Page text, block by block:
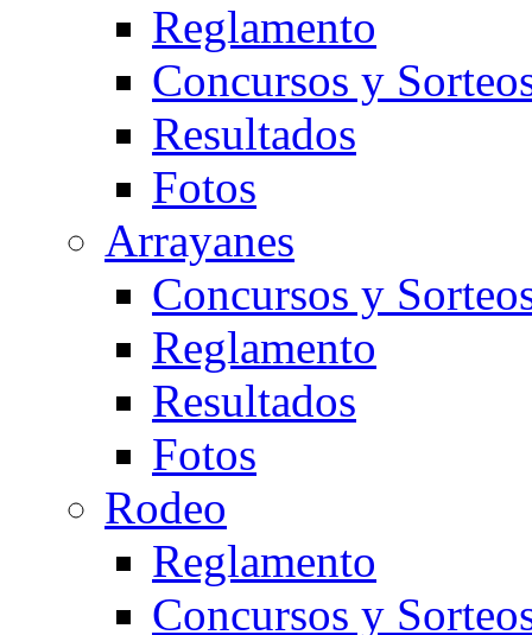
Reglamento
Concursos y
Resultados
Fotos
Arrayanes
Concursos y
Reglamento
Resultados
Fotos
Rodeo
Reglamento
Concursos y